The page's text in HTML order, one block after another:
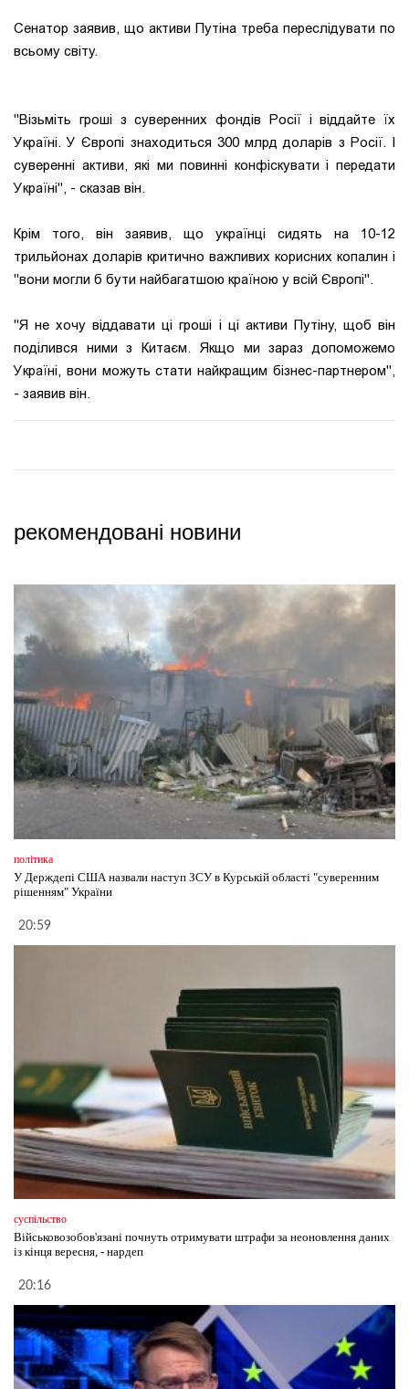
Сенатор заявив, що активи Путіна треба переслідувати по
всьому світу.
"Візьміть гроші з суверенних фондів Росії і віддайте їх
Україні. У Європі знаходиться 300 млрд доларів з Росії. І
суверенні активи, які ми повинні конфіскувати і передати
Україні", - сказав він.
Крім того, він заявив, що українці сидять на 10-12
трильйонах доларів критично важливих корисних копалин і
"вони могли б бути найбагатшою країною у всій Європі".
"Я не хочу віддавати ці гроші і ці активи Путіну, щоб він
поділився ними з Китаєм. Якщо ми зараз допоможемо
Україні, вони можуть стати найкращим бізнес-партнером",
- заявив він.
рекомендовані новини
політика
У Держдепі США назвали наступ ЗСУ в Курській області "суверенним
рішенням" України
20:59
суспільство
Військовозобов'язані почнуть отримувати штрафи за неоновлення даних
із кінця вересня, - нардеп
20:16